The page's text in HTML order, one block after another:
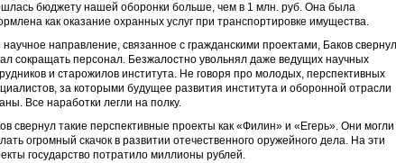
бюджету нашей оборонки больше, чем в 1 млн. руб. Она была
как оказание охранных услуг при транспортировке имущества.
научное направление, связанное с гражданскими проектами, Баков
сокращать персонал. Безжалостно увольнял даже ведущих научных
и старожилов института. Не говоря про молодых, перспективных
за которыми будущее развития института и оборонной отрасли
Все наработки легли на полку.
свернул такие перспективные проекты как «Филин» и «Егерь». Они могли
огромный скачок в развитии отечественного оружейного дела. На эти
государство потратило миллионы рублей.